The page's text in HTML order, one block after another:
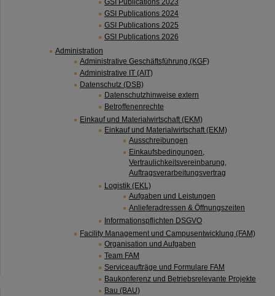
GSI Publications 2023
GSI Publications 2024
GSI Publications 2025
GSI Publications 2026
Administration
Administrative Geschäftsführung (KGF)
Administrative IT (AIT)
Datenschutz (DSB)
Datenschutzhinweise extern
Betroffenenrechte
Einkauf und Materialwirtschaft (EKM)
Einkauf und Materialwirtschaft (EKM)
Ausschreibungen
Einkaufsbedingungen,
Vertraulichkeitsvereinbarung,
Auftragsverarbeitungsvertrag
Logistik (EKL)
Aufgaben und Leistungen
Anlieferadressen & Öffnungszeiten
Informationspflichten DSGVO
Facility Management und Campusentwicklung (FAM)
Organisation und Aufgaben
Team FAM
Serviceaufträge und Formulare FAM
Baukonferenz und Betriebsrelevante Projekte
Bau (BAU)